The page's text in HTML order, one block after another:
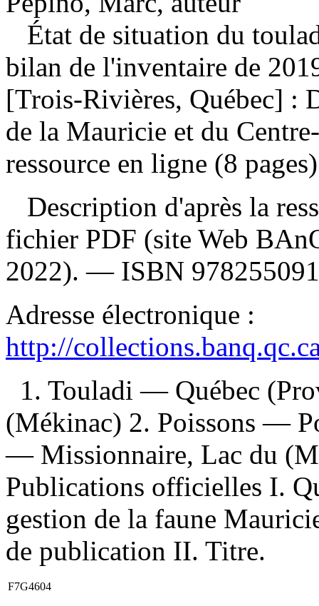
État de situation du
bilan de l'inventaire de
[Trois-Rivières, Québec] :
de la Mauricie et du
ressource en ligne (8
Description d'après la
fichier PDF (site Web
2022). — ISBN
Adresse électronique :
http://
1. Touladi — Québec
(Mékinac) 2. Poissons —
— Missionnaire, Lac du
Publications officielles I.
gestion de la faune
de publication II. Titre.
F7G4604